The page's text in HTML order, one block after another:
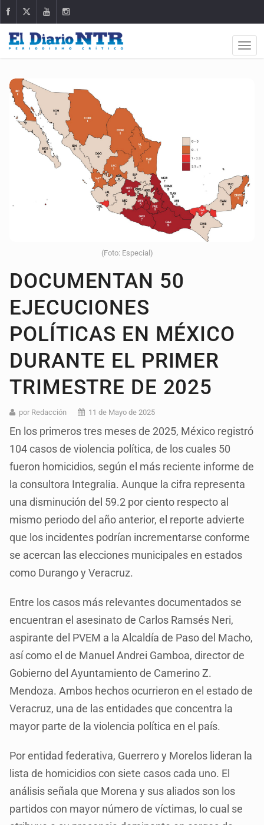
(Foto: Especial)
DOCUMENTAN 50
EJECUCIONES
POLÍTICAS EN MÉXICO
DURANTE EL PRIMER
TRIMESTRE DE 2025
por Redacción 11 de Mayo de 2025
En los primeros tres meses de 2025, México registró
104 casos de violencia política, de los cuales 50
fueron homicidios, según el más reciente informe de
la consultora Integralia. Aunque la cifra representa
una disminución del 59.2 por ciento respecto al
mismo periodo del año anterior, el reporte advierte
que los incidentes podrían incrementarse conforme
se acercan las elecciones municipales en estados
como Durango y Veracruz.
Entre los casos más relevantes documentados se
encuentran el asesinato de Carlos Ramsés Neri,
aspirante del PVEM a la Alcaldía de Paso del Macho,
así como el de Manuel Andrei Gamboa, director de
Gobierno del Ayuntamiento de Camerino Z.
Mendoza. Ambos hechos ocurrieron en el estado de
Veracruz, una de las entidades que concentra la
mayor parte de la violencia política en el país.
Por entidad federativa, Guerrero y Morelos lideran la
lista de homicidios con siete casos cada uno. El
análisis señala que Morena y sus aliados son los
partidos con mayor número de víctimas, lo cual se